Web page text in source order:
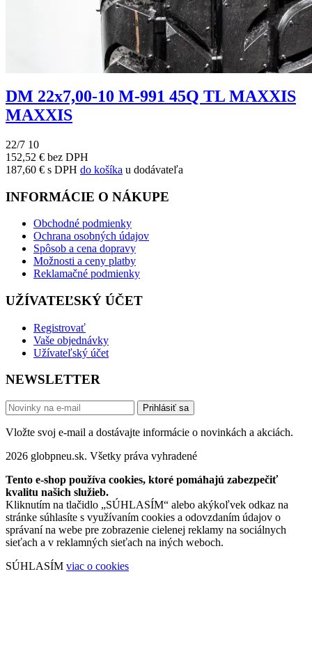
DM 22x7,00-10 M-991 45Q TL MAXXIS
MAXXIS
22/7 10
152,52 € bez DPH
187,60 € s DPH do košíka u dodávateľa
INFORMÁCIE O NÁKUPE
Obchodné podmienky
Ochrana osobných údajov
Spôsob a cena dopravy
Možnosti a ceny platby
Reklamačné podmienky
UŽÍVATEĽSKÝ ÚČET
Registrovať
Vaše objednávky
Užívateľský účet
NEWSLETTER
Prihlásiť sa
Vložte svoj e-mail a dostávajte informácie o novinkách a akciách.
2026 globpneu.sk. Všetky práva vyhradené
Tento e-shop používa cookies, ktoré pomáhajú zabezpečiť
kvalitu našich služieb.
Kliknutím na tlačidlo „SÚHLASÍM“ alebo akýkoľvek odkaz na
stránke súhlasíte s využívaním cookies a odovzdaním údajov o
správaní na webe pre zobrazenie cielenej reklamy na sociálnych
sieťach a v reklamných sieťach na iných weboch.
SÚHLASÍM viac o cookies